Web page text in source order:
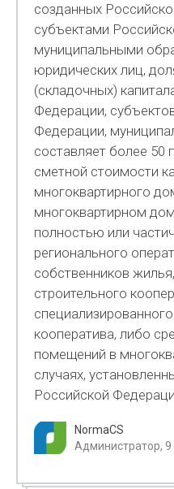
созданных
субъектами
муниципальными
юридических лиц,
(складочных)
Федерации,
Федерации,
составляет более 50
сметной стоимости
многоквартирного
многоквартирном
полностью или
регионального
собственников
строительного
кооператива, либо
помещений в
случаях,
Российской
NormaCS
Администратор, 9